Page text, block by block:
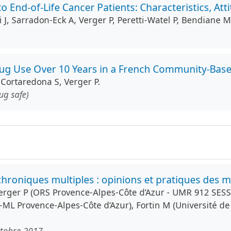
End-of-Life Cancer Patients: Characteristics,
Sarradon-Eck A, Verger P, Peretti-Watel P, Bendiane
Use Over 10 Years in a French Community-
S, Verger P.
safe)
multiples : opinions et pratiques des
P (ORS Provence-Alpes-Côte d’Azur - UMR 912
ML Provence-Alpes-Côte d’Azur), Fortin M